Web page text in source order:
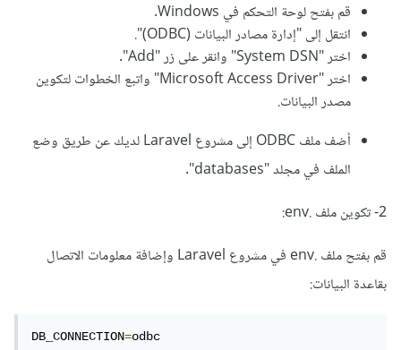
قم بفتح لوحة التحكم في Windows.
انتقل إلى "إدارة مصادر البيانات (ODBC)".
اختر "System DSN" وانقر على زر "Add".
اختر "Microsoft Access Driver" واتبع الخطوات لتكوين
مصدر البيانات.
أضف ملف ODBC إلى مشروع Laravel لديك عن طريق وضع
الملف في مجلد "databases".
2- تكوين ملف .env:
قم بفتح ملف .env في مشروع Laravel وإضافة معلومات الاتصال
بقاعدة البيانات:
DB_CONNECTION=odbc